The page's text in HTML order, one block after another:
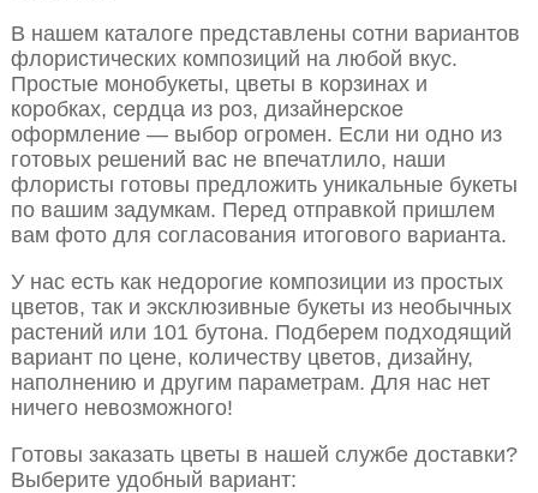
В нашем каталоге представлены сотни вариантов
флористических композиций на любой вкус.
Простые монобукеты, цветы в корзинах и
коробках, сердца из роз, дизайнерское
оформление — выбор огромен. Если ни одно из
готовых решений вас не впечатлило, наши
флористы готовы предложить уникальные букеты
по вашим задумкам. Перед отправкой пришлем
вам фото для согласования итогового варианта.
У нас есть как недорогие композиции из простых
цветов, так и эксклюзивные букеты из необычных
растений или 101 бутона. Подберем подходящий
вариант по цене, количеству цветов, дизайну,
наполнению и другим параметрам. Для нас нет
ничего невозможного!
Готовы заказать цветы в нашей службе доставки?
Выберите удобный вариант: